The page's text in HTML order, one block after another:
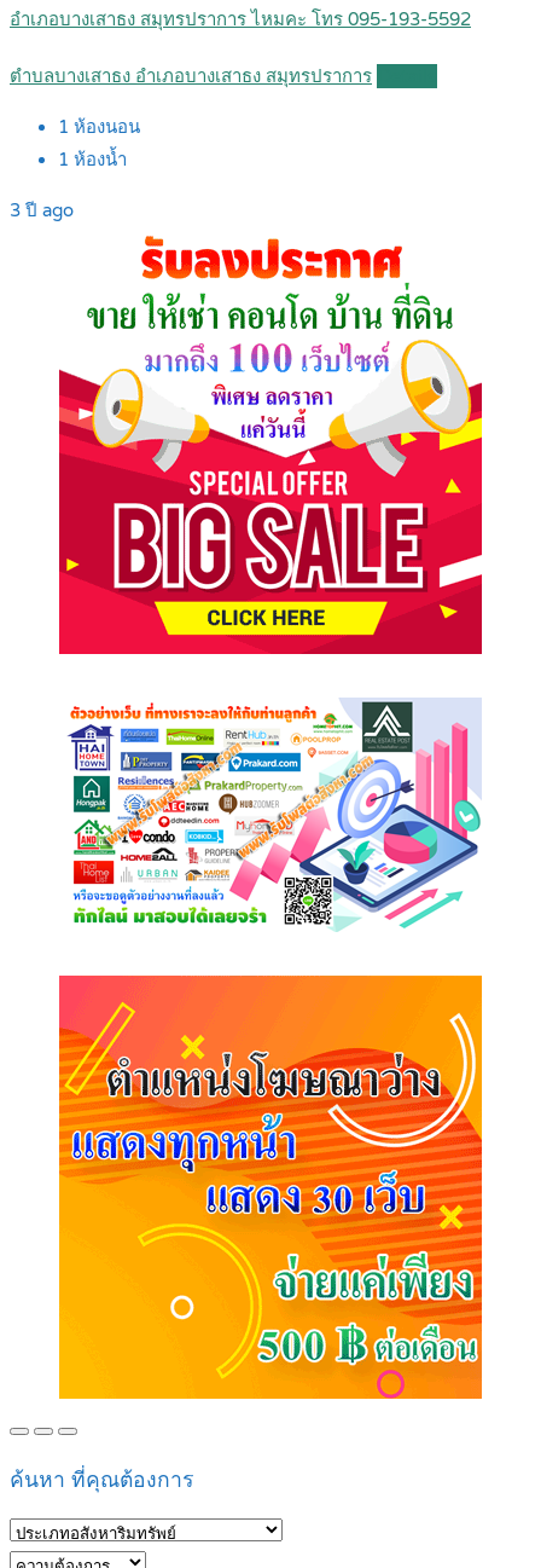
อำเภอบางเสาธง สมุทรปราการ ไหมคะ โทร 095-193-5592
ตำบลบางเสาธง อำเภอบางเสาธง สมุทรปราการ
1 ห้องนอน
1 ห้องน้ำ
3 ปี ago
ค้นหา ที่คุณต้องการ